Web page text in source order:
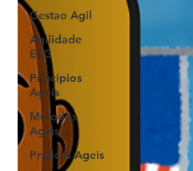
Gestao Agil
Agilidade
ESG
Principios
Ageis
Metodos
Ageis
Praticas Ageis